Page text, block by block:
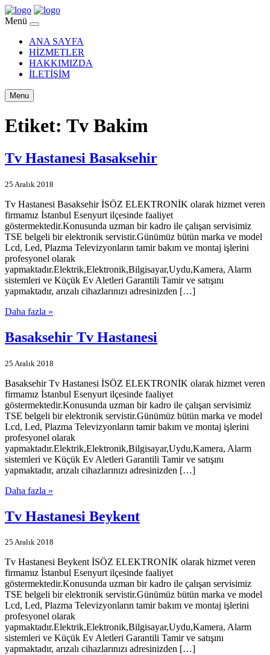
Menü
ANA SAYFA
HİZMETLER
HAKKIMIZDA
İLETİŞİM
Menu
Etiket: Tv Bakim
Tv Hastanesi Basaksehir
25 Aralık 2018
Tv Hastanesi Basaksehir İSÖZ ELEKTRONİK olarak hizmet veren
firmamız İstanbul Esenyurt ilçesinde faaliyet
göstermektedir.Konusunda uzman bir kadro ile çalışan servisimiz
TSE belgeli bir elektronik servistir.Günümüz bütün marka ve model
Lcd, Led, Plazma Televizyonların tamir bakım ve montaj işlerini
profesyonel olarak
yapmaktadır.Elektrik,Elektronik,Bilgisayar,Uydu,Kamera, Alarm
sistemleri ve Küçük Ev Aletleri Garantili Tamir ve satışını
yapmaktadır, arızalı cihazlarınızı adresinizden […]
Daha fazla »
Basaksehir Tv Hastanesi
25 Aralık 2018
Basaksehir Tv Hastanesi İSÖZ ELEKTRONİK olarak hizmet veren
firmamız İstanbul Esenyurt ilçesinde faaliyet
göstermektedir.Konusunda uzman bir kadro ile çalışan servisimiz
TSE belgeli bir elektronik servistir.Günümüz bütün marka ve model
Lcd, Led, Plazma Televizyonların tamir bakım ve montaj işlerini
profesyonel olarak
yapmaktadır.Elektrik,Elektronik,Bilgisayar,Uydu,Kamera, Alarm
sistemleri ve Küçük Ev Aletleri Garantili Tamir ve satışını
yapmaktadır, arızalı cihazlarınızı adresinizden […]
Daha fazla »
Tv Hastanesi Beykent
25 Aralık 2018
Tv Hastanesi Beykent İSÖZ ELEKTRONİK olarak hizmet veren
firmamız İstanbul Esenyurt ilçesinde faaliyet
göstermektedir.Konusunda uzman bir kadro ile çalışan servisimiz
TSE belgeli bir elektronik servistir.Günümüz bütün marka ve model
Lcd, Led, Plazma Televizyonların tamir bakım ve montaj işlerini
profesyonel olarak
yapmaktadır.Elektrik,Elektronik,Bilgisayar,Uydu,Kamera, Alarm
sistemleri ve Küçük Ev Aletleri Garantili Tamir ve satışını
yapmaktadır, arızalı cihazlarınızı adresinizden […]